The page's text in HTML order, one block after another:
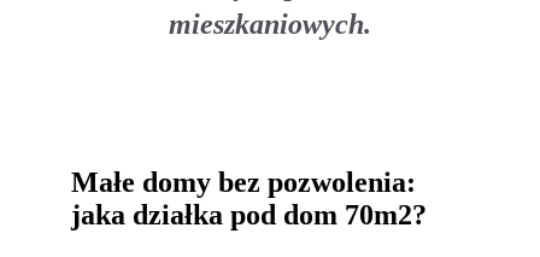
mieszkaniowych.
Małe domy bez pozwolenia:
jaka działka pod dom 70m2?